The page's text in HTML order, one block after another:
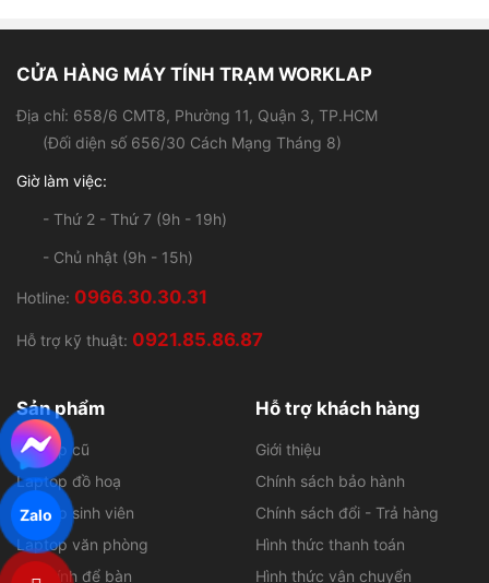
1.3 Tích hợp card đồ họa rời
Card đồ họa rời là linh kiện bắt buộc phải có khi trên
các mẫu laptop đồ họa. Bởi nếu không có sự hỗ trợ của
mà các phần mềm yêu cầu. Hiện nay, AMD Radeon Pro
của AMD và Quadro của NVIDIA là những dòng card
chuyên dụng phục vụ cho việc làm đồ họa và kỹ thuật.
CỬA HÀNG MÁY TÍNH TRẠM WORKLAP
Địa chỉ: 658/6 CMT8, Phường 11, Quận 3, TP.HCM
(Đối diện số 656/30 Cách Mạng Tháng 8)
Giờ làm việc:
- Thứ 2 - Thứ 7 (9h - 19h)
- Chủ nhật (9h - 15h)
Hotline: 0966.30.30.31
Hỗ trợ kỹ thuật: 0921.85.86.87
Sản phẩm
Laptop cũ
Laptop đồ hoạ
Laptop sinh viên
Laptop văn phòng
Máy tính để bàn
Hỗ trợ khách hàng
Giới thiệu
Chính sách bảo hành
Chính sách đổi - Trả hàng
Hình thức thanh toán
Hình thức vận chuyển
Zalo